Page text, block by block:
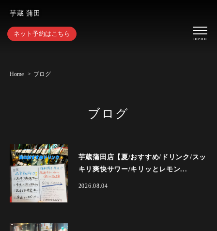
芋蔵 蒲田
ネット予約はこちら
Home ブログ
ブログ
芋蔵蒲田店【夏/おすすめ/ドリンク/スッ
キリ爽快サワー/キリッとレモン...
2026.08.04